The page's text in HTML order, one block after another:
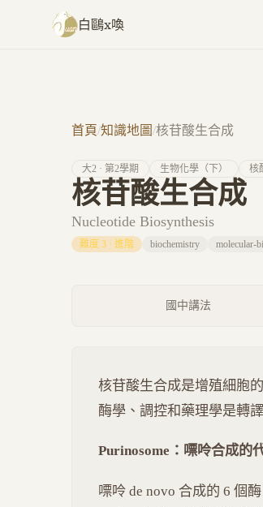
跳至主要內容
白鷗x喚
首頁/知識地圖/核苷酸生合成
大2 · 第2學期 生物化學（下） 核
核苷酸生合成
Nucleotide Biosynthesis
難度 3 · 進階 biochemistry molecular-
國中講法
核苷酸生合成是增殖細胞
酶學、調控和藥理學是轉
Purinosome：嘌呤合成的
嘌呤 de novo 合成的 6 個